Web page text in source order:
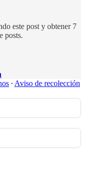
este post y obtener 7
posts.
∙ Aviso de recolección